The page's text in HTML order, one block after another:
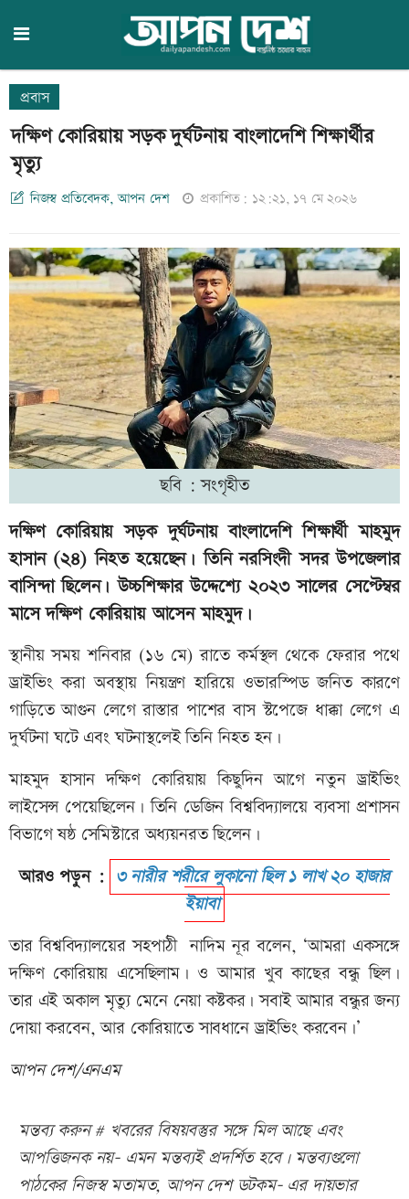
প্রবাস
দক্ষিণ কোরিয়ায় সড়ক দুর্ঘটনায় বাংলাদেশি শিক্ষার্থীর
মৃত্যু
নিজস্ব প্রতিবেদক, আপন দেশ প্রকাশিত: ১২:২১, ১৭ মে ২০২৬
ছবি : সংগৃহীত
দক্ষিণ কোরিয়ায় সড়ক দুর্ঘটনায় বাংলাদেশি শিক্ষার্থী মাহমুদ
হাসান (২৪) নিহত হয়েছেন। তিনি নরসিংদী সদর উপজেলার
বাসিন্দা ছিলেন। উচ্চশিক্ষার উদ্দেশ্যে ২০২৩ সালের সেপ্টেম্বর
মাসে দক্ষিণ কোরিয়ায় আসেন মাহমুদ।
স্থানীয় সময় শনিবার (১৬ মে) রাতে কর্মস্থল থেকে ফেরার পথে
ড্রাইভিং করা অবস্থায় নিয়ন্ত্রণ হারিয়ে ওভারস্পিড জনিত কারণে
গাড়িতে আগুন লেগে রাস্তার পাশের বাস স্টপেজে ধাক্কা লেগে এ
দুর্ঘটনা ঘটে এবং ঘটনাস্থলেই তিনি নিহত হন।
মাহমুদ হাসান দক্ষিণ কোরিয়ায় কিছুদিন আগে নতুন ড্রাইভিং
লাইসেন্স পেয়েছিলেন। তিনি ডেজিন বিশ্ববিদ্যালয়ে ব্যবসা প্রশাসন
বিভাগে ষষ্ঠ সেমিস্টারে অধ্যয়নরত ছিলেন।
আরও পড়ুন : ৩ নারীর শরীরে লুকানো ছিল ১ লাখ ২০ হাজার
ইয়াবা
তার বিশ্ববিদ্যালয়ের সহপাঠী নাদিম নূর বলেন, ‘আমরা একসঙ্গে
দক্ষিণ কোরিয়ায় এসেছিলাম। ও আমার খুব কাছের বন্ধু ছিল।
তার এই অকাল মৃত্যু মেনে নেয়া কষ্টকর। সবাই আমার বন্ধুর জন্য
দোয়া করবেন, আর কোরিয়াতে সাবধানে ড্রাইভিং করবেন।’
আপন দেশ/এনএম
মন্তব্য করুন # খবরের বিষয়বস্তুর সঙ্গে মিল আছে এবং
আপত্তিজনক নয়- এমন মন্তব্যই প্রদর্শিত হবে। মন্তব্যগুলো
পাঠকের নিজস্ব মতামত, আপন দেশ ডটকম- এর দায়ভার